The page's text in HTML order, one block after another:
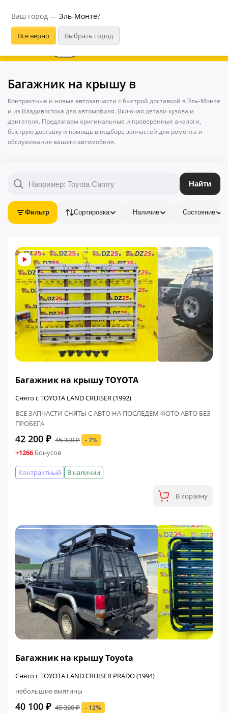
Ваш город — Эль-Монте?
В приложении удобнее
Багажник на крышу в
Контрактные и новые автозапчасти с быстрой доставкой в Эль-Монте
и из Владивостока для автомобиля. Включая детали кузова и
двигателя. Предлагаем оригинальные и проверенные аналоги,
быструю доставку и помощь в подборе запчастей для ремонта и
обслуживания вашего автомобиля.
Найти
Фильтр Сортировка Наличие Состояние
Багажник на крышу TOYOTA
Снято с TOYOTA LAND CRUISER (1992)
ВСЕ ЗАПЧАСТИ СНЯТЫ С АВТО НА ПОСЛЕДЕМ ФОТО АВТО БЕЗ
ПРОБЕГА
42 200 ₽ 45 320 ₽ - 7%
+1266 Бонусов
В наличии
Контрактный
В корзину
Багажник на крышу Toyota
Снято с TOYOTA LAND CRUISER PRADO (1994)
небольшие вмятины
40 100 ₽ 45 320 ₽ - 12%